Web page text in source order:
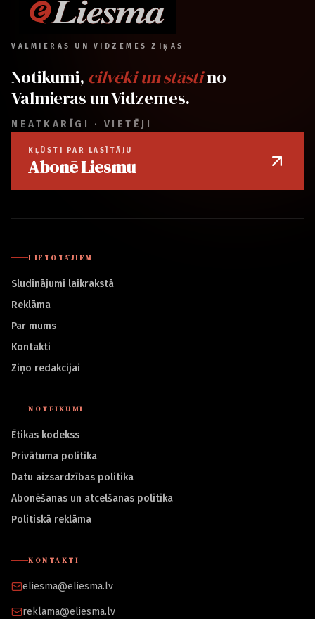
VALMIERAS UN VIDZEMES ZIŅAS
Notikumi, cilvēki un stāstino
Valmieras un Vidzemes.
NEATKARĪGI · VIETĒJI
KĻŪSTI PAR LASĪTĀJU
Abonē Liesmu
LIETOTĀJIEM
Sludinājumi laikrakstā
Reklāma
Par mums
Kontakti
Ziņo redakcijai
NOTEIKUMI
Ētikas kodekss
Privātuma politika
Datu aizsardzības politika
Abonēšanas un atcelšanas politika
Politiskā reklāma
KONTAKTI
eliesma@eliesma.lv
reklama@eliesma.lv